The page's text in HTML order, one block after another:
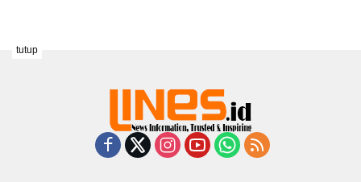
tutup